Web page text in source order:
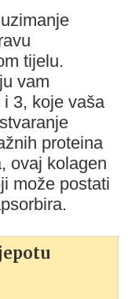
tijelu.
vam
3, koje vaša
proteina
ovaj kolagen
može postati